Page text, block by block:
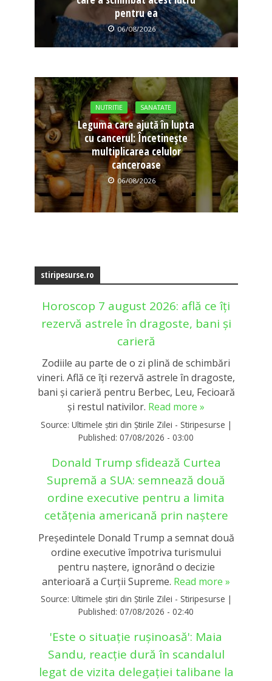
pentru ea
06/08/2026
NUTRITIE SANATATE
Leguma care ajută în lupta
cu cancerul: Încetinește
multiplicarea celulor
canceroase
06/08/2026
stiripesurse.ro
Horoscop 7 august 2026: află ce îți
rezervă astrele în dragoste, bani și
carieră
Zodiile au parte de o zi plină de schimbări
vineri. Află ce îți rezervă astrele în dragoste,
bani și carieră pentru Berbec, Leu, Fecioară
și restul nativilor. Read more »
Source: Ultimele știri din Știrile Zilei - Stiripesurse |
Published: 07/08/2026 - 03:00
Donald Trump sfidează Curtea
Supremă a SUA: semnează două
ordine executive pentru a limita
cetățenia americană prin naștere
Președintele Donald Trump a semnat două
ordine executive împotriva turismului
pentru naștere, ignorând o decizie
anterioară a Curții Supreme. Read more »
Source: Ultimele știri din Știrile Zilei - Stiripesurse |
Published: 07/08/2026 - 02:40
'Este o situație rușinoasă': Maia
Sandu, reacție dură în scandalul
legat de vizita delegației talibane la